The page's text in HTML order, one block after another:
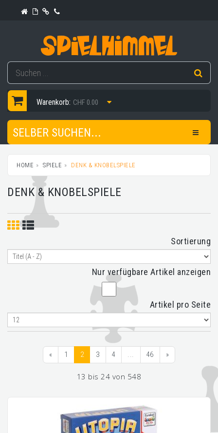
Warenkorb: CHF 0.00
SELBER SUCHEN...
HOME SPIELE DENK & KNOBELSPIELE
DENK & KNOBELSPIELE
Sortierung
Nur verfügbare Artikel anzeigen
Artikel pro Seite
« 1 2 3 4 ... 46 »
13 bis 24 von 548